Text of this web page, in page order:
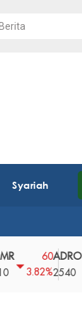
Syariah
3.82%
ADRO
2540
0
0%